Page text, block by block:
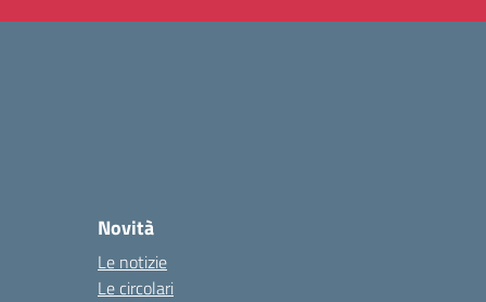
Novità
Le notizie
Le circolari